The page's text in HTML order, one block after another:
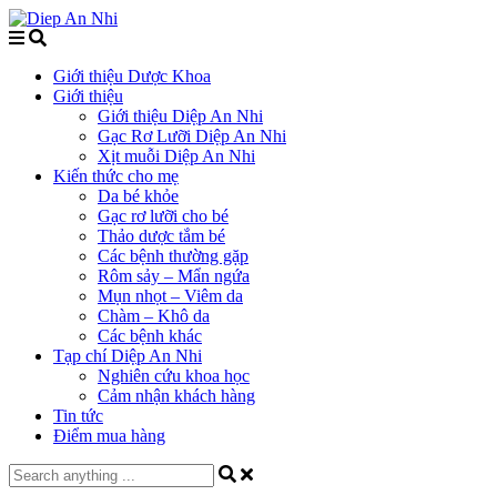
Giới thiệu Dược Khoa
Giới thiệu
Giới thiệu Diệp An Nhi
Gạc Rơ Lưỡi Diệp An Nhi
Xịt muỗi Diệp An Nhi
Kiến thức cho mẹ
Da bé khỏe
Gạc rơ lưỡi cho bé
Thảo dược tắm bé
Các bệnh thường gặp
Rôm sảy – Mẩn ngứa
Mụn nhọt – Viêm da
Chàm – Khô da
Các bệnh khác
Tạp chí Diệp An Nhi
Nghiên cứu khoa học
Cảm nhận khách hàng
Tin tức
Điểm mua hàng